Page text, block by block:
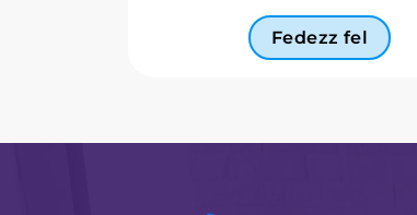
Fedezz fel